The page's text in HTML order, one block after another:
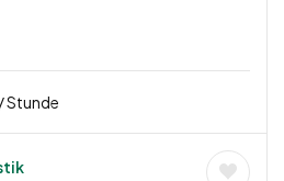
/ Stunde